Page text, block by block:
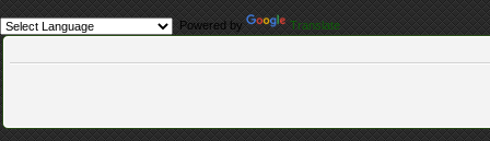
Powered by Translate